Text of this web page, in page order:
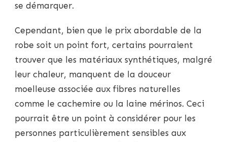
se démarquer.
Cependant, bien que le prix abordable de la
robe soit un point fort, certains pourraient
trouver que les matériaux synthétiques, malgré
leur chaleur, manquent de la douceur
moelleuse associée aux fibres naturelles
comme le cachemire ou la laine mérinos. Ceci
pourrait être un point à considérer pour les
personnes particulièrement sensibles aux